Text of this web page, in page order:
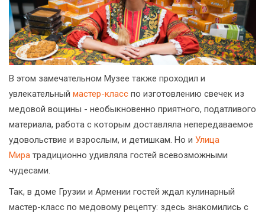
В этом замечательном Музее также проходил и
увлекательный мастер-класс по изготовлению свечек из
медовой вощины - необыкновенно приятного, податливого
материала, работа с которым доставляла непередаваемое
удовольствие и взрослым, и детишкам. Но и Улица
Мира традиционно удивляла гостей всевозможными
чудесами.
Так, в доме Грузии и Армении гостей ждал кулинарный
мастер-класс по медовому рецепту: здесь знакомились с